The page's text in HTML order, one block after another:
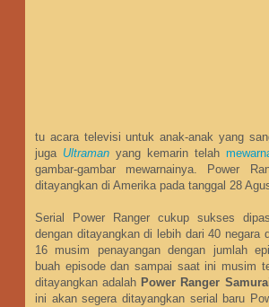
tu acara televisi untuk anak-anak yang
juga Ultraman yang kemarin telah
gambar-gambar mewarnainya. Power
ditayangkan di Amerika pada tanggal 28
Serial Power Ranger cukup sukses
dengan ditayangkan di lebih dari 40 negara
16 musim penayangan dengan jumlah
buah episode dan sampai saat ini musim
ditayangkan adalah Power Ranger
ini akan segera ditayangkan serial baru